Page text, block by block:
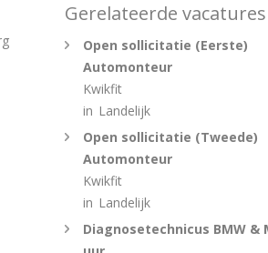
Gerelateerde vacatures
Open sollicitatie (Eerste)
Automonteur
Kwikfit
in Landelijk
Open sollicitatie (Tweede)
Automonteur
Kwikfit
in Landelijk
Diagnosetechnicus BMW &